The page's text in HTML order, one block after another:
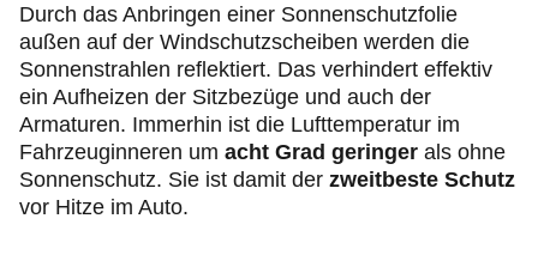
Durch das Anbringen einer Sonnenschutzfolie
außen auf der Windschutzscheiben werden die
Sonnenstrahlen reflektiert. Das verhindert effektiv
ein Aufheizen der Sitzbezüge und auch der
Armaturen. Immerhin ist die Lufttemperatur im
Fahrzeuginneren um acht Grad geringer als ohne
Sonnenschutz. Sie ist damit der zweitbeste Schutz
vor Hitze im Auto.